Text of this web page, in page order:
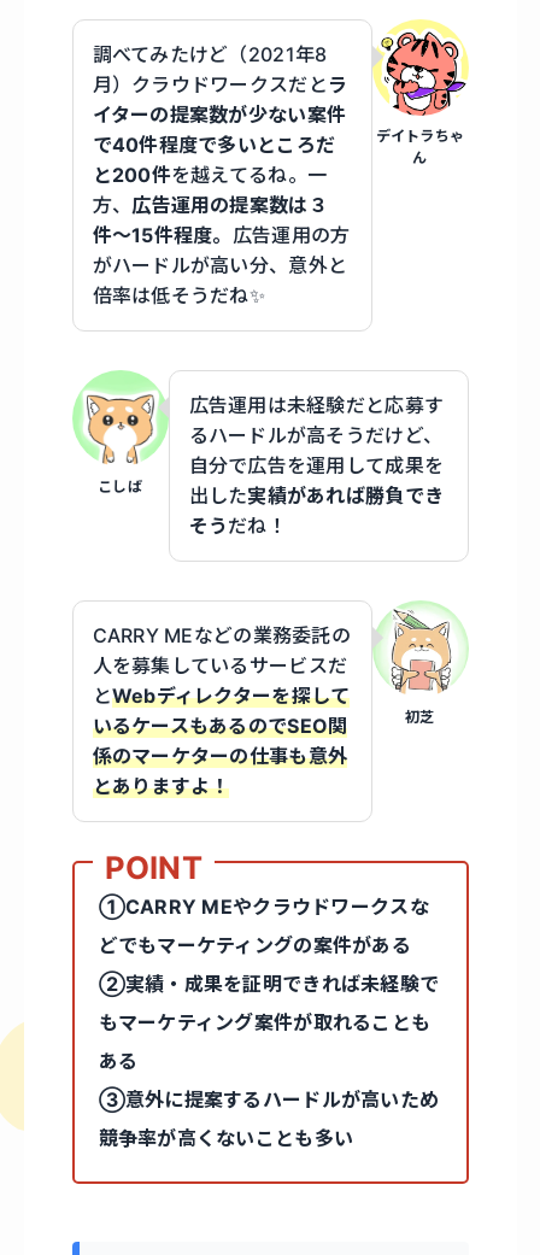
デイトラちゃ
ん
調べてみたけど（2021年8
月）クラウドワークスだと ラ
イターの提案数が少ない案件
で40件程度で多いところだ
と200件を越えてるね。一
方、 広告運用の提案数は３
件〜15件程度。 広告運用の方
がハードルが高い分、意外と
倍率は低そうだね✨
こしば
広告運用は未経験だと応募す
るハードルが高そうだけど、
自分で広告を運用して成果を
出した実績があれば勝負でき
そう だね！
初芝
CARRY MEなどの業務委託の
人を募集しているサービスだ
とWebディレクターを探して
いるケースもあるのでSEO関
係のマーケターの仕事も意外
とありますよ！
①CARRY MEやクラウドワークスな
どでもマーケティングの案件がある
②実績・成果を証明できれば未経験で
もマーケティング案件が取れることも
ある
③意外に提案するハードルが高いため
競争率が高くないことも多い